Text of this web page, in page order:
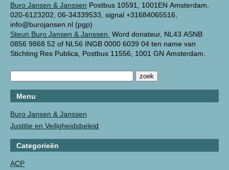
Buro Jansen & Janssen Postbus 10591, 1001EN Amsterdam,
020-6123202, 06-34339533, signal +31684065516,
info@burojansen.nl (pgp)
Steun Buro Jansen & Janssen. Word donateur, NL43 ASNB
0856 9868 52 of NL56 INGB 0000 6039 04 ten name van
Stichting Res Publica, Postbus 11556, 1001 GN Amsterdam.
Menu
Buro Jansen & Janssen
Justitie en Veiligheidsbeleid
Categorieën
ACP